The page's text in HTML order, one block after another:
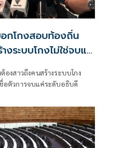
กโกงสอบท้องถิ่น
ระบบโกงไม่ใช่จบแค่
งสาวถึงคนสร้างระบบโกง
อตัวการจบแค่ระดับอธิบดี